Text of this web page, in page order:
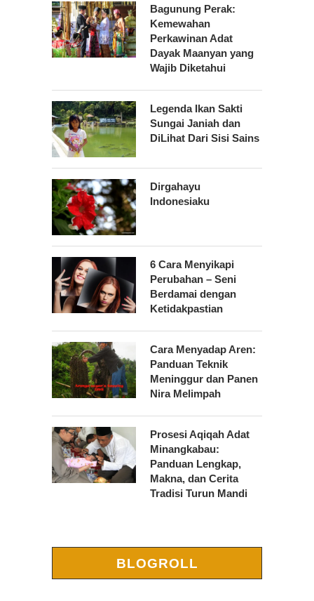
Bagunung Perak:
Kemewahan
Perkawinan Adat
Dayak Maanyan yang
Wajib Diketahui
Legenda Ikan Sakti
Sungai Janiah dan
DiLihat Dari Sisi Sains
Dirgahayu
Indonesiaku
6 Cara Menyikapi
Perubahan – Seni
Berdamai dengan
Ketidakpastian
Cara Menyadap Aren:
Panduan Teknik
Meninggur dan Panen
Nira Melimpah
Prosesi Aqiqah Adat
Minangkabau:
Panduan Lengkap,
Makna, dan Cerita
Tradisi Turun Mandi
BLOGROLL